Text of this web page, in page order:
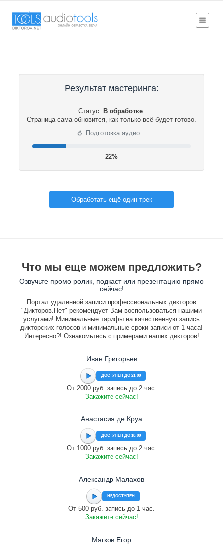
Результат мастеринга:
Статус: В обработке.
Страница сама обновится, как только всё будет готово.
⟳ Подготовка аудио…
22%
Обработать ещё один трек
Что мы еще можем предложить?
Озвучьте промо ролик, подкаст или презентацию прямо
сейчас!
Портал удаленной записи профессиональных дикторов
"Дикторов.Нет" рекомендует Вам воспользоваться нашими
услугами! Минимальные тарифы на качественную запись
дикторских голосов и минимальные сроки записи от 1 часа!
Интересно?! Ознакомьтесь с примерами наших дикторов!
Иван Григорьев
ДОСТУПЕН ДО 21:00
От 2000 руб. запись до 2 час.
Закажите сейчас!
Анастасия де Круа
ДОСТУПЕН ДО 18:00
От 1000 руб. запись до 2 час.
Закажите сейчас!
Александр Малахов
НЕДОСТУПЕН
От 500 руб. запись до 1 час.
Закажите сейчас!
Мягков Егор